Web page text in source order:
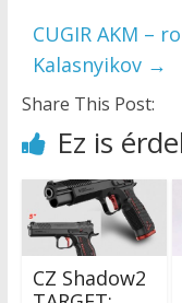
CUGIR AKM –
Kalasnyikov →
Share This Post:
Ez is
CZ Shadow2